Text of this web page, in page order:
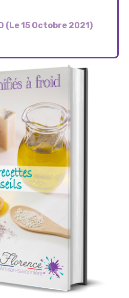
(Le 15 Octobre 2021)
publication